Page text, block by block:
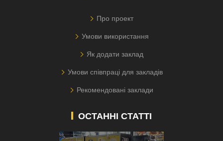
Про проект
Умови використання
Як додати заклад
Умови співпраці для закладів
Рекомендовані заклади
ОСТАННІ СТАТТІ